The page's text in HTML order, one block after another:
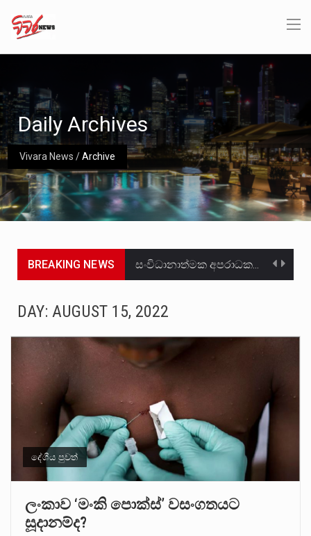
Vivara News /Archive
Daily Archives
BREAKING NEWS සංවිධානාත්මක අපරාධකරුවකු වන ලොකු පැටිගේ ප්‍රධාන වෙඩික්කරු බවට සැක කරන ගිං ගඟේ ගිල්වා මරා දමා…
මහර බන්ධනාගාරයේ අද ඇතිවූ සිද්ධියෙන් තුවාල ලැබූ බව කියන රැඳවියන් ගණන ඉහළ ගොස් තිබේ. ඒ…
ලාල් කාන්ත ඇමතිවරයා අධිකරණ විනිශ්චයකාරවරුන්ගේ විශ්‍රාම යෑමේ වයස සම්බන්ධයෙන් නිහඬව සිටින ලෙස තමාට දැනුම් දුන්…
හිටපු පොලිස්පති පූජිත් ජයසුන්දරට සහ හිටපු ආරක්ෂක අමාත්‍යංශ ලේකම් හේමසිරි ප්‍රනාන්දු විශේෂ ත්‍රිපුද්ගල මහාධිකරණය විසින්…
DAY: AUGUST 15, 2022
දේශීය පුවත්
ලංකාව ‘මංකි පොක්ස්’ වසංගතයට
සූදානම්ද?